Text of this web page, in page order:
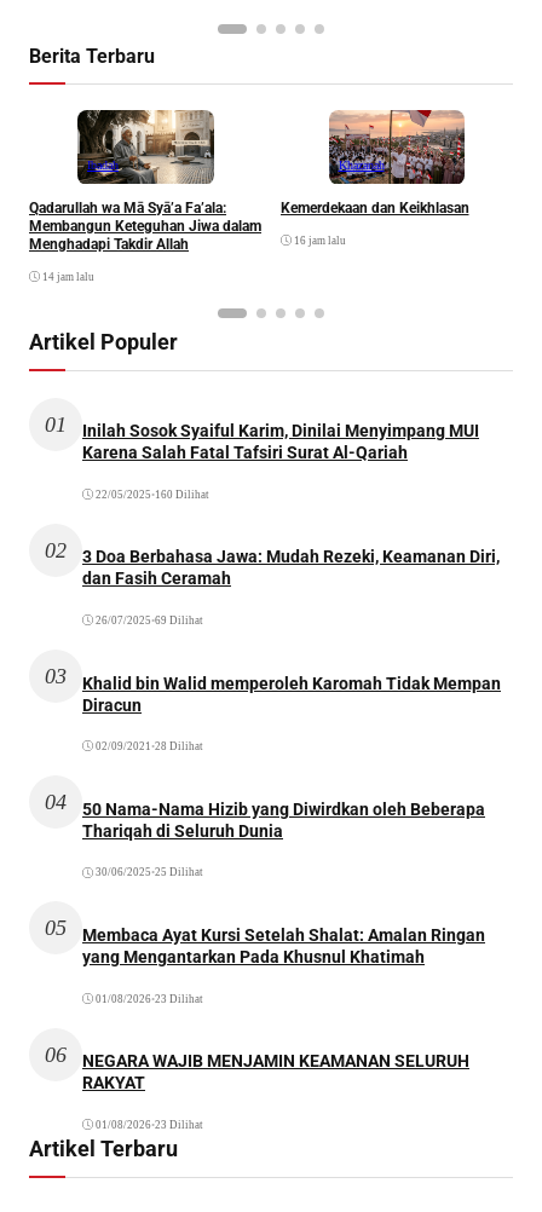
Berita Terbaru
Ibadah
Qadarullah wa Mā Syā’a Fa’ala:
Membangun Keteguhan Jiwa dalam
Menghadapi Takdir Allah
14 jam lalu
Khazanah
Kemerdekaan dan Keikhlasan
16 jam lalu
Artikel Populer
01
Inilah Sosok Syaiful Karim, Dinilai Menyimpang MUI
Karena Salah Fatal Tafsiri Surat Al-Qariah
22/05/2025 •160 Dilihat
02
3 Doa Berbahasa Jawa: Mudah Rezeki, Keamanan Diri,
dan Fasih Ceramah
26/07/2025 •69 Dilihat
03
Khalid bin Walid memperoleh Karomah Tidak Mempan
Diracun
02/09/2021 •28 Dilihat
04
50 Nama-Nama Hizib yang Diwirdkan oleh Beberapa
Thariqah di Seluruh Dunia
30/06/2025 •25 Dilihat
05
Membaca Ayat Kursi Setelah Shalat: Amalan Ringan
yang Mengantarkan Pada Khusnul Khatimah
01/08/2026•23 Dilihat
06
NEGARA WAJIB MENJAMIN KEAMANAN SELURUH
RAKYAT
01/08/2026•23 Dilihat
Artikel Terbaru